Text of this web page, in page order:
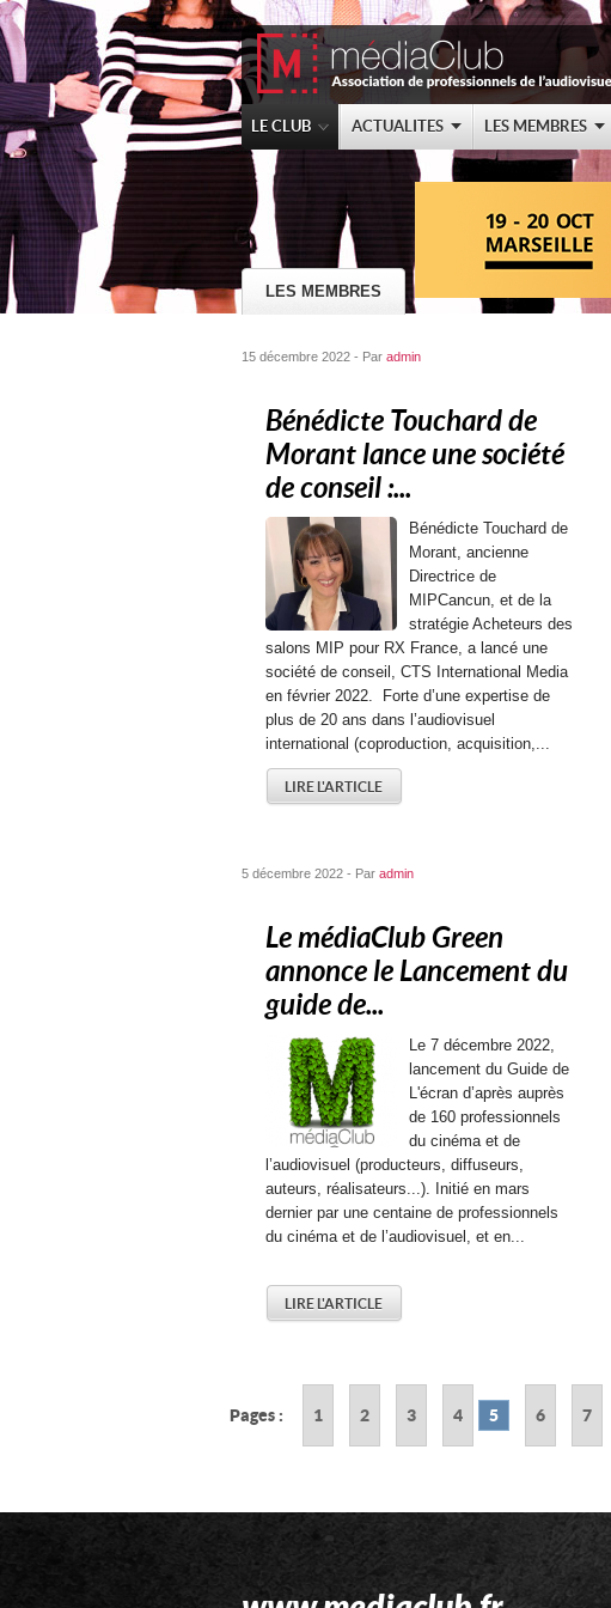
LE CLUB ACTUALITES LES MEMBRES
LES MEMBRES
15 décembre 2022 - Par admin
Bénédicte Touchard de
Morant lance une société
de conseil :...
Bénédicte Touchard de
Morant, ancienne
Directrice de
MIPCancun, et de la
stratégie Acheteurs des
salons MIP pour RX France, a lancé une
société de conseil, CTS International Media
en février 2022. Forte d’une expertise de
plus de 20 ans dans l’audiovisuel
international (coproduction, acquisition,...
LIRE L'ARTICLE
5 décembre 2022 - Par admin
Le médiaClub Green
annonce le Lancement du
guide de...
Le 7 décembre 2022,
lancement du Guide de
L'écran d’après auprès
de 160 professionnels
du cinéma et de
l’audiovisuel (producteurs, diffuseurs,
auteurs, réalisateurs...). Initié en mars
dernier par une centaine de professionnels
du cinéma et de l’audiovisuel, et en...
LIRE L'ARTICLE
Pages : 1 2 3 4 5 6 7